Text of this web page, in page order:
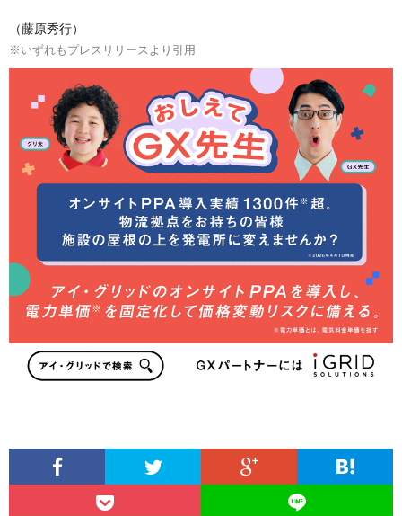
（藤原秀行）
※いずれもプレスリリースより引用